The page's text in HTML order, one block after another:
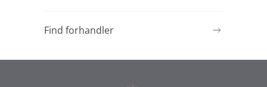
Find forhandler